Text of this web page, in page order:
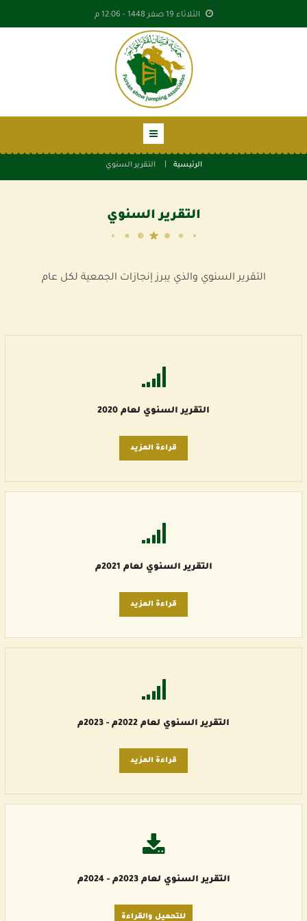
الثلاثاء 19 صفر 1448 - 12:06 م
الرئيسية التقرير السنوي
التقرير السنوي
التقرير السنوي والذي يبرز إنجازات الجمعية لكل عام
التقرير السنوي لعام 2020
قراءة المزيد
التقرير السنوي لعام 2021م
قراءة المزيد
التقرير السنوي لعام 2022م - 2023م
قراءة المزيد
التقرير السنوي لعام 2023م - 2024م
للتحميل والقراءة